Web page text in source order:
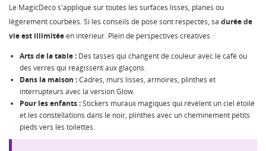
Le MagicDeco s'applique sur toutes les surfaces lisses, planes ou
légèrement courbées. Si les conseils de pose sont respectés, sa durée de
vie est illimitéeen intérieur. Plein de perspectives créatives :
Arts de la table : Des tasses qui changent de couleur avec le café ou
des verres qui réagissent aux glaçons.
Dans la maison :Cadres, murs lisses, armoires, plinthes et
interrupteurs avec la version Glow.
Pour les enfants :Stickers muraux magiques qui révèlent un ciel étoilé
et les constellations dans le noir, plinthes avec un cheminement petits
pieds vers les toilettes.
MES LISTES
add_circle_outlineCréer une nouvelle liste
CRÉER UNE LISTE D'ENVIES
NOM DE LA LISTE D'ENVIES
Annuler
CONNEXION
Vous devez être connecté pour ajouter des produits à
votre liste d'envies.
Annuler Connexion